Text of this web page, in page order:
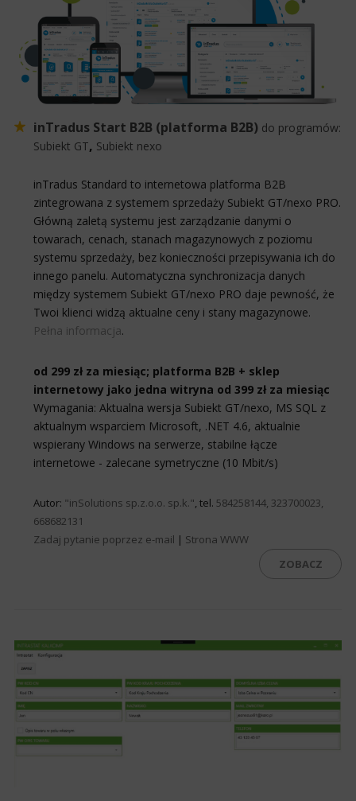
inTradus Start B2B (platforma B2B) do programów:
Subiekt GT, Subiekt nexo
inTradus Standard to internetowa platforma B2B
zintegrowana z systemem sprzedaży Subiekt GT/nexo PRO.
Główną zaletą systemu jest zarządzanie danymi o
towarach, cenach, stanach magazynowych z poziomu
systemu sprzedaży, bez konieczności przepisywania ich do
innego panelu. Automatyczna synchronizacja danych
między systemem Subiekt GT/nexo PRO daje pewność, że
Twoi klienci widzą aktualne ceny i stany magazynowe.
Pełna informacja.
od 299 zł za miesiąc; platforma B2B + sklep
internetowy jako jedna witryna od 399 zł za miesiąc
Wymagania: Aktualna wersja Subiekt GT/nexo, MS SQL z
aktualnym wsparciem Microsoft, .NET 4.6, aktualnie
wspierany Windows na serwerze, stabilne łącze
internetowe - zalecane symetryczne (10 Mbit/s)
Autor: "inSolutions sp.z.o.o. sp.k.", tel. 584258144, 323700023,
668682131
Zadaj pytanie poprzez e-mail | Strona WWW
ZOBACZ